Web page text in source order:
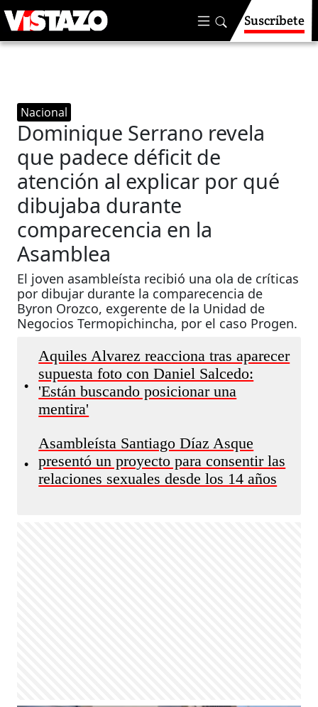
Suscríbete
Nacional
Dominique Serrano revela
que padece déficit de
atención al explicar por qué
dibujaba durante
comparecencia en la
Asamblea
El joven asambleísta recibió una ola de críticas
por dibujar durante la comparecencia de
Byron Orozco, exgerente de la Unidad de
Negocios Termopichincha, por el caso Progen.
•
Aquiles Alvarez reacciona tras aparecer
supuesta foto con Daniel Salcedo:
'Están buscando posicionar una
mentira'
•
Asambleísta Santiago Díaz Asque
presentó un proyecto para consentir las
relaciones sexuales desde los 14 años